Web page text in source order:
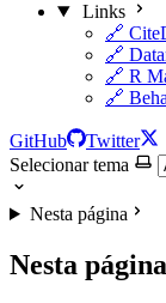
Links
🔗
🔗
🔗 R
🔗
GitHub
Twitter
Selecionar tema
Nesta página
Nesta página